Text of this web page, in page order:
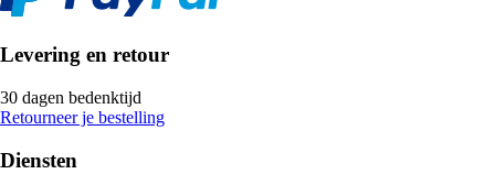
Levering en retour
30 dagen bedenktijd
Retourneer je bestelling
Diensten